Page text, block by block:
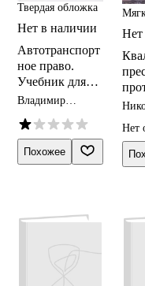
Твердая обложка
Нет в наличии
Автотранспорт
ное право.
Учебник для
магистратуры
Владимир
Похожее
Нет
Нет